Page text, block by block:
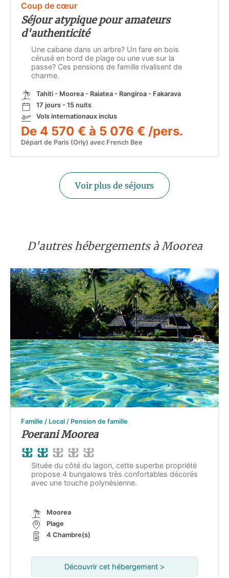
Coup de cœur
Séjour atypique pour amateurs
d'authenticité
Une cabane dans un arbre? Un fare en bois
cérusé en bord de plage ou une vue sur la
passe? Ces pensions de famille rivalisent de
charme.
Tahiti - Moorea - Raiatea - Rangiroa - Fakarava
17 jours - 15 nuits
Vols internationaux inclus
De 4 570 € à 5 076 € /pers.
Départ de Paris (Orly) avec French Bee
Voir plus de séjours
D'autres hébergements à Moorea
Famille / Local / Pension de famille
Poerani Moorea
Située du côté du lagon, cette superbe propriété
propose 4 bungalows très confortables décorés
avec une touche polynésienne.
Moorea
Plage
4 Chambre(s)
Découvrir cet hébergement >